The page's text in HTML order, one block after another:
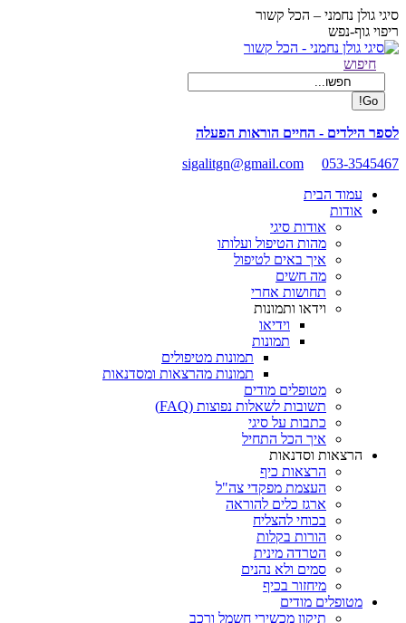
Skip
to
content
סיגי גולן נחמני – הכל קשור
ריפוי גוף-נפש
Facebook
opens
new
window
Search:
חיפוש
לספר הילדים - החיים הוראות הפעלה
sigalitgn@gmail.com
053-3545467
עמוד הבית
אודות
אודות סיגי
מהות הטיפול ועלותו
איך באים לטיפול
מה חשים
תחושות אחרי
וידאו ותמונות
וידיאו
תמונות
תמונות מטיפולים
תמונות מהרצאות ומסדנאות
מטופלים מודים
תשובות לשאלות נפוצות (FAQ)
כתבות על סיגי
איך הכל התחיל
הרצאות וסדנאות
הרצאות כיף
העצמת מפקדי צה"ל
ארגז כלים להוראה
בכוחי להצליח
הורות בקלות
הטרדה מינית
סמים ולא נהנים
מיחזור בכיף
מטופלים מודים
תיקון מכשירי חשמל ורכב